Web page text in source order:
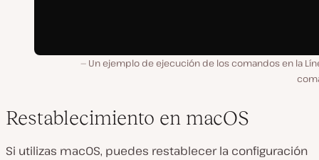
Un ejemplo de ejecución de los comandos en la
Restablecimiento en macOS
Si utilizas macOS, puedes restablecer la configuración